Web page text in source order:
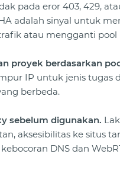
pada eror 403, 429,
adalah sinyal untuk
atau mengganti pool
proyek berdasarkan
IP untuk jenis tugas
berbeda.
sebelum digunakan.
aksesibilitas ke situs
DNS dan